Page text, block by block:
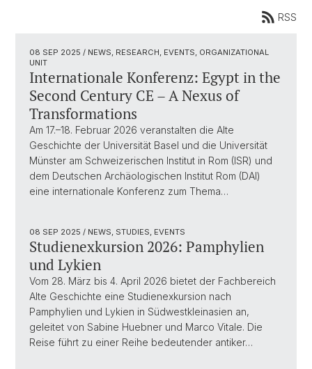
RSS
08 SEP 2025 / NEWS, RESEARCH, EVENTS, ORGANIZATIONAL
UNIT
Internationale Konferenz: Egypt in the
Second Century CE – A Nexus of
Transformations
Am 17.–18. Februar 2026 veranstalten die Alte
Geschichte der Universität Basel und die Universität
Münster am Schweizerischen Institut in Rom (ISR) und
dem Deutschen Archäologischen Institut Rom (DAI)
eine internationale Konferenz zum Thema…
08 SEP 2025 / NEWS, STUDIES, EVENTS
Studienexkursion 2026: Pamphylien
und Lykien
Vom 28. März bis 4. April 2026 bietet der Fachbereich
Alte Geschichte eine Studienexkursion nach
Pamphylien und Lykien in Südwestkleinasien an,
geleitet von Sabine Huebner und Marco Vitale. Die
Reise führt zu einer Reihe bedeutender antiker…